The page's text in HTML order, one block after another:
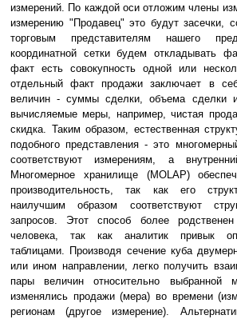
измерений. По каждой оси отложим члены
измерению "Продавец" это будут засечки,
торговым представителям нашего
координатной сетки будем откладывать
факт есть совокупность одной или
отдельный факт продажи заключает в
величин - суммы сделки, объема сделки
вычисляемые меры, например, чистая
скидка. Таким образом, естественная
подобного представления - это
соответствуют измерениям, а
Многомерное хранилище (MOLAP)
производительность, так как его
наилучшим образом соответствуют
запросов. Этот способ более
человека, так как аналитик привык
таблицами. Производя сечение куба
или ином направлении, легко получить
пары величин относительно выбранной
изменялись продажи (мера) во времени
регионам (другое измерение).